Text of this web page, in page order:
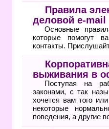
Правила
деловой e-mail
Основные
которые помогут
контакты.
выживания в
Поступая на
законами, с так
хочется вам того
некоторые
поведения, а другие